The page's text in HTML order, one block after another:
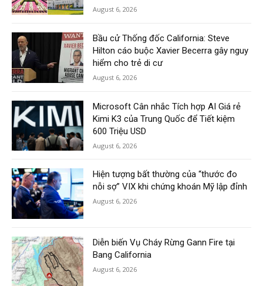
August 6, 2026
Bầu cử Thống đốc California: Steve
Hilton cáo buộc Xavier Becerra gây nguy
hiểm cho trẻ di cư
August 6, 2026
Microsoft Cân nhắc Tích hợp AI Giá rẻ
Kimi K3 của Trung Quốc để Tiết kiệm
600 Triệu USD
August 6, 2026
Hiện tượng bất thường của “thước đo
nỗi sợ” VIX khi chứng khoán Mỹ lập đỉnh
August 6, 2026
Diễn biến Vụ Cháy Rừng Gann Fire tại
Bang California
August 6, 2026